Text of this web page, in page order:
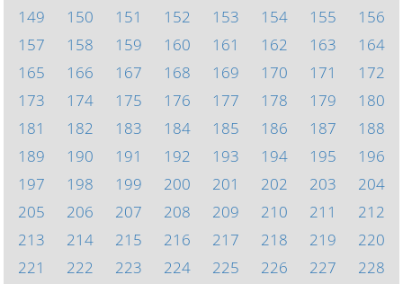
149
150 151 152 153 154 155
156
157
158 159 160 161 162 163
164
165
166 167 168 169 170 171
172
173
174 175 176 177 178 179
180
181
182 183 184 185 186 187
188
189
190 191 192 193 194 195
196
197
198 199 200 201 202 203
204
205
206 207 208 209 210 211
212
213
214 215 216 217 218 219
220
221
222 223 224 225 226 227
228